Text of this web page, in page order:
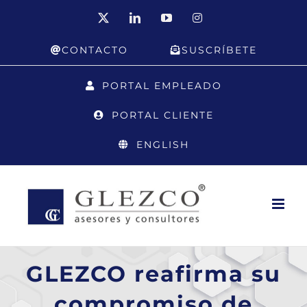
LinkedInYouTubeInstagram
CONTACTO SUSCRÍBETE
PORTAL EMPLEADO
PORTAL CLIENTE
ENGLISH
GLEZCO reafirma su